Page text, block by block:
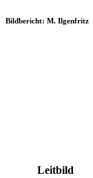
Bildbericht: M. Ilgenfritz
Leitbild